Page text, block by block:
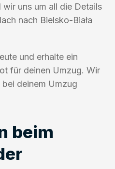
uns um all die Details
nach Bielsko-Biała
und erhalte ein
für deinen Umzug. Wir
deinem Umzug
beim